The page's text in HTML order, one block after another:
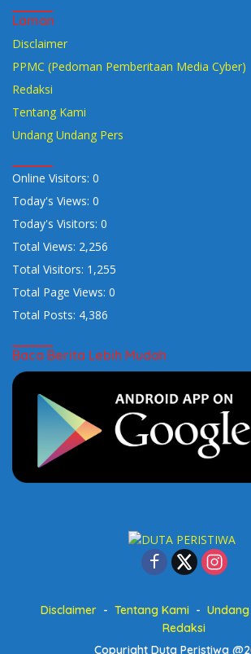
Laman
Disclaimer
PPMC (Pedoman Pemberitaan Media Cyber)
Redaksi
Tentang Kami
Undang Undang Pers
Online Visitors: 0
Today's Views: 0
Today's Visitors: 0
Total Views: 2,256
Total Visitors: 1,255
Total Page Views: 0
Total Posts: 4,386
Baca Berita Lebih Mudah
Disclaimer Tentang Kami
Redaksi
Copyright Duta Peristiwa